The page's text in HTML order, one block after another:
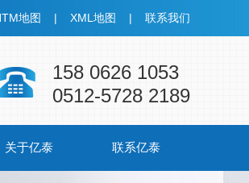
地图 | XML地图 | 联系我们
158 0626 1053
0512-5728 2189
关于亿泰 联系亿泰